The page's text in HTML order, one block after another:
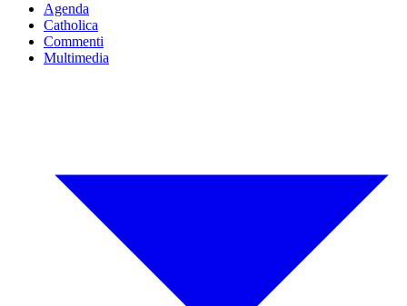
Agenda
Catholica
Commenti
Multimedia